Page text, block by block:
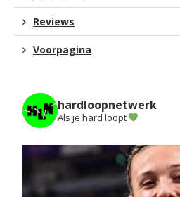
Reviews
Voorpagina
hardloopnetwerk
Als je hard loopt